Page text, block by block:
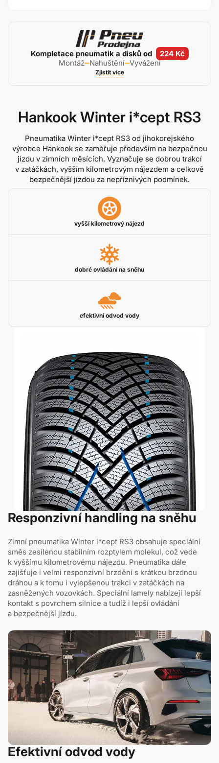
Kompletace pneumatik a disků od
224 Kč
Montáž Nahuštění Vyvážení
Zjistit více
Hankook Winter i*cept RS3
Pneumatika Winter i*cept RS3 od jihokorejského
výrobce Hankook se zaměřuje především na bezpečnou
jízdu v zimních měsících. Vyznačuje se dobrou trakcí
v zatáčkách, vyšším kilometrovým nájezdem a celkově
bezpečnější jízdou za nepříznivých podmínek.
vyšší kilometrový nájezd
dobré ovládání na sněhu
efektivní odvod vody
Responzivní handling na sněhu
Zimní pneumatika Winter i*cept RS3 obsahuje speciální
směs zesílenou stabilním rozptylem molekul, což vede
k vyššímu kilometrovému nájezdu. Pneumatika dále
zajišťuje i velmi responzivní brzdění s krátkou brzdnou
dráhou a k tomu i vylepšenou trakci v zatáčkách na
zasněžených vozovkách. Speciální lamely nabízejí lepší
kontakt s povrchem silnice a tudíž i lepší ovládání
a bezpečnější jízdu.
Efektivní odvod vody